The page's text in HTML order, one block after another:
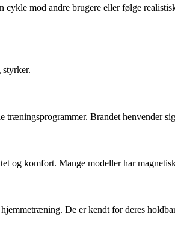
mod andre brugere eller følge
Brandet henvender
og komfort. Mange modeller har
De er kendt for deres